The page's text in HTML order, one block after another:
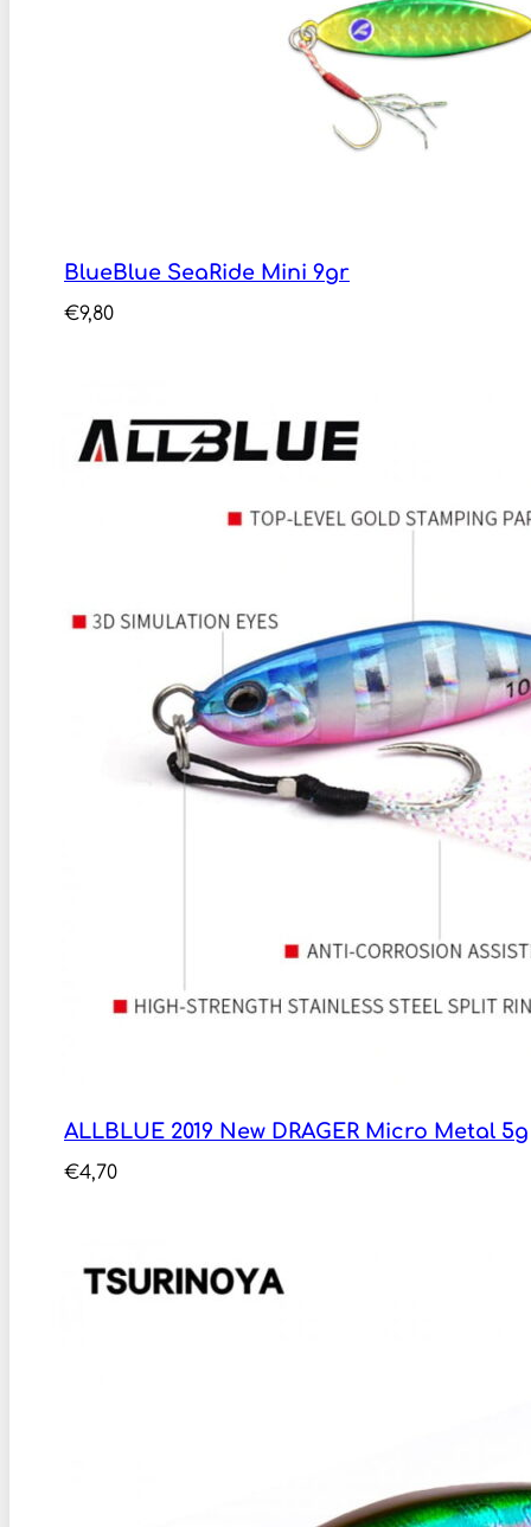
BlueBlue SeaRide Mini 9gr
€9,80
ALLBLUE 2019 New DRAGER Micro Metal 5g
€4,70